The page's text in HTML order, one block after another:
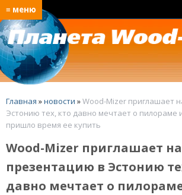
≡ меню
Главная »новости »Wood-Mizer приглашает
Эстонию тех, кто давно мечтает о пилораме
пришло время ее купить
Wood-Mizer приглашает на
презентацию в Эстонию
давно мечтает о